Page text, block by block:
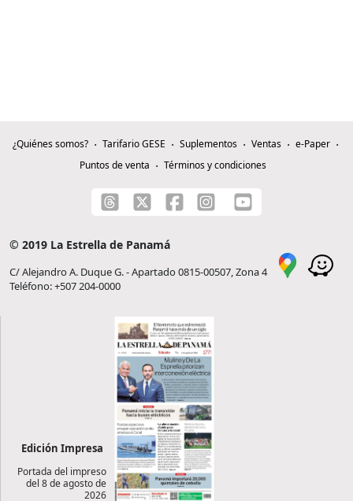
¿Quiénes somos? Tarifario GESE Suplementos Ventas
e-Paper
Puntos de venta
Términos y condiciones
© 2019 La Estrella de Panamá
C/ Alejandro A. Duque G. - Apartado 0815-00507, Zona 4
Teléfono: +507 204-0000
Edición Impresa
Portada del impreso
del 8 de agosto de
2026